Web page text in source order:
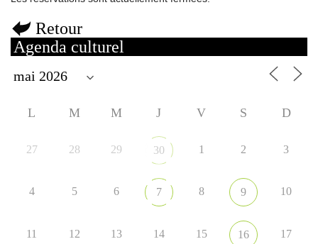
Retour
Agenda culturel
L M M J V S D
27 28 29 30 1 2 3
4 5 6 7 8 9 10
11 12 13 14 15 16 17